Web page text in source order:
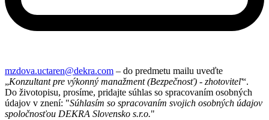
mzdova.uctaren@dekra.com – do predmetu mailu uveďte
„Konzultant pre výkonný manažment (Bezpečnosť) - zhotoviteľ“.
Do životopisu, prosíme, pridajte súhlas so spracovaním osobných
údajov v znení: "Súhlasím so spracovaním svojich osobných údajov
spoločnosťou DEKRA Slovensko s.r.o."